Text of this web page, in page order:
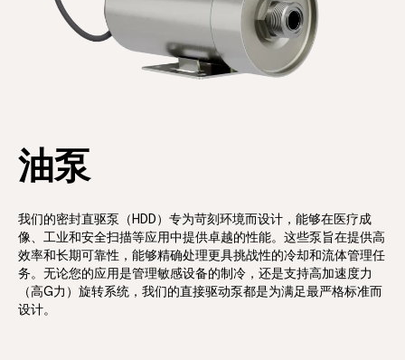
油泵
我们的密封直驱泵（HDD）专为苛刻环境而设计，能够在医疗成
像、工业和安全扫描等应用中提供卓越的性能。这些泵旨在提供高
效率和长期可靠性，能够精确处理更具挑战性的冷却和流体管理任
务。无论您的应用是管理敏感设备的制冷，还是支持高加速度力
（高G力）旋转系统，我们的直接驱动泵都是为满足最严格标准而
设计。